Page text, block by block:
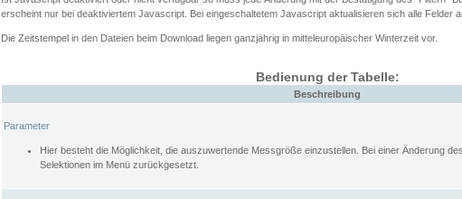
erscheint nur bei deaktiviertem Javascript. Bei eingeschaltetem Javascript aktualisieren sich alle Felder
Die Zeitstempel in den Dateien beim Download liegen ganzjährig in mitteleuropäischer Winterzeit vor.
Bedienung der Tabelle:
Beschreibung
Parameter
Hier besteht die Möglichkeit, die auszuwertende Messgröße einzustellen. Bei einer Änderung
Selektionen im Menü zurückgesetzt.